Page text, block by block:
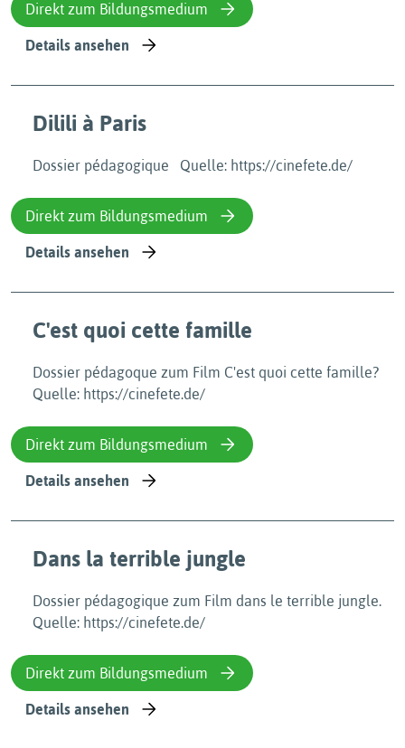
Direkt zum Bildungsmedium
Details ansehen
Dilili à Paris
Dossier pédagogique Quelle: https://cinefete.de/
Direkt zum Bildungsmedium
Details ansehen
C'est quoi cette famille
Dossier pédagoque zum Film C'est quoi cette famille?
Quelle: https://cinefete.de/
Direkt zum Bildungsmedium
Details ansehen
Dans la terrible jungle
Dossier pédagogique zum Film dans le terrible jungle.
Quelle: https://cinefete.de/
Direkt zum Bildungsmedium
Details ansehen